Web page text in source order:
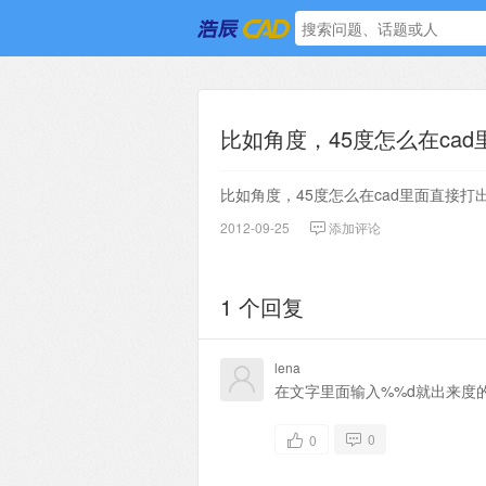
比如角度，45度怎么在cad
比如角度，45度怎么在cad里面直接打
2012-09-25 添加评论
1 个回复
lena
在文字里面输入%%d就出来度
0 0